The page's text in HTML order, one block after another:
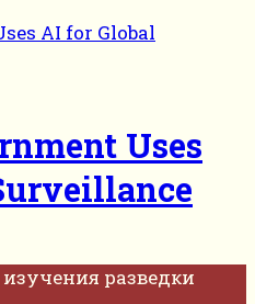
Uses
разведки